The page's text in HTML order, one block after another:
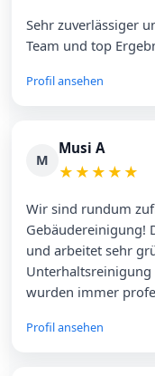
Sehr zuverlässiger
Team und top
Profil ansehen
M
Musi A
★ ★ ★ ★ ★
Wir sind rundum
Gebäudereinigung!
und arbeitet sehr
Unterhaltsreinigung
wurden immer
der Mitarbeiter und
Profil ansehen